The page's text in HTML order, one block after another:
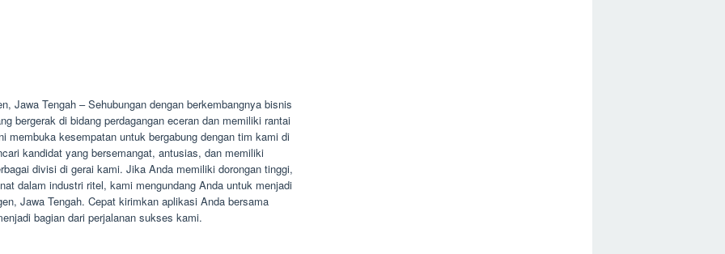
Jawa Tengah – Sehubungan dengan berkembangnya bisnis
bergerak di bidang perdagangan eceran dan memiliki rantai
membuka kesempatan untuk bergabung dengan tim kami di
kandidat yang bersemangat, antusias, dan memiliki
divisi di gerai kami. Jika Anda memiliki dorongan tinggi,
dalam industri ritel, kami mengundang Anda untuk menjadi
Jawa Tengah. Cepat kirimkan aplikasi Anda bersama
bagian dari perjalanan sukses kami.